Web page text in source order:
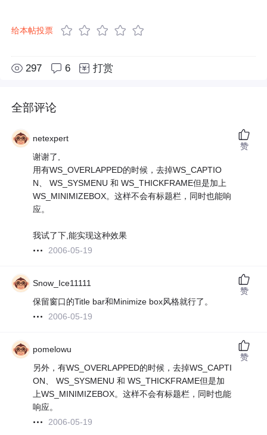
给本帖投票
297 6 打赏
全部评论
netexpert
谢谢了,
用有WS_OVERLAPPED的时候，去掉WS_CAPTIO
N、 WS_SYSMENU 和 WS_THICKFRAME但是加上
WS_MINIMIZEBOX。这样不会有标题栏，同时也能响
应。
我试了下,能实现这种效果
2006-05-19
赞
Snow_Ice11111
保留窗口的Title bar和Minimize box风格就行了。
2006-05-19
赞
pomelowu
另外，有WS_OVERLAPPED的时候，去掉WS_CAPTI
ON、 WS_SYSMENU 和 WS_THICKFRAME但是加
上WS_MINIMIZEBOX。这样不会有标题栏，同时也能
响应。
2006-05-19
赞